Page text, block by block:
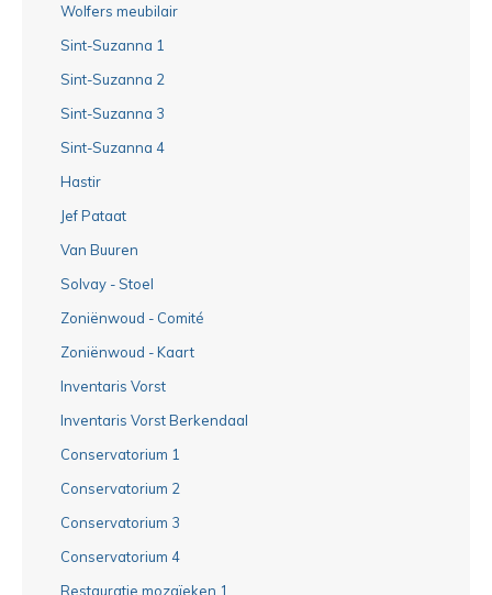
Wolfers meubilair
Sint-Suzanna 1
Sint-Suzanna 2
Sint-Suzanna 3
Sint-Suzanna 4
Hastir
Jef Pataat
Van Buuren
Solvay - Stoel
Zoniënwoud - Comité
Zoniënwoud - Kaart
Inventaris Vorst
Inventaris Vorst Berkendaal
Conservatorium 1
Conservatorium 2
Conservatorium 3
Conservatorium 4
Restauratie mozaïeken 1